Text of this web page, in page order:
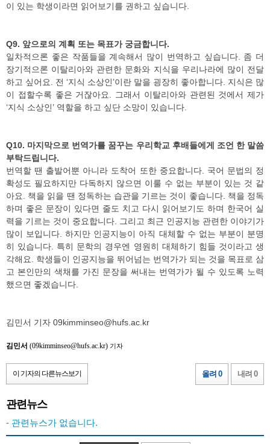
이 있는 학생이라면 읽어보기를 권하고 싶습니다.
Q9. 앞으로의 계획 또는 목표가 궁금합니다.
일차적으론 좋은 작품들을 계속해서 많이 번역하고 싶습니다. 좀 더
장기적으론 이탈리아와 관련한 문화와 지식을 우리나라에 많이 전달
하고 싶어요. 전 ‘지식 소상인’이란 말을 굉장히 좋아합니다. 지식은 많
이 접할수록 좋은 거잖아요. 그래서 이탈리아와 관련된 것에서 제가
‘지식 소상인’ 역할을 하고 싶단 소망이 있습니다.
Q10. 마지막으로 번역가를 꿈꾸는 우리학교 후배들에게 조언 한 말씀
부탁드립니다.
번역할 땐 출발어뿐 아니라 도착어 또한 중요합니다. 국어 문법의 정
확성도 필요하지만 다독하지 않으면 이룰 수 없는 부분이 있는 것 같
아요. 책을 읽을 땐 정독하는 습관을 기르는 것이 좋습니다. 책을 정독
하며 좋은 문장이 있다면 줄도 치고 다시 읽어보기도 하며 한국어 실
력을 기르는 것이 중요합니다. 그리고 최근 인공지능 관련한 이야기가
많이 보입니다. 하지만 인공지능이 아직 대체할 수 없는 부분이 분명
히 있습니다. 특히 문학의 경우엔 영원히 대체하기 힘들 것이라고 생
각해요. 학생들이 인공지능을 뛰어넘는 번역가가 되는 것을 목표로 삼
고 본인만의 색채를 가진 문장을 써내는 번역가가 될 수 있도록 노력
했으면 좋겠습니다.
김민서 기자 09kimminseo@hufs.ac.kr
김민서 (09kimminseo@hufs.ac.kr) 기자
이 기자의 다른뉴스보기 올려 0 내려 0
관련뉴스
- 관련뉴스가 없습니다.